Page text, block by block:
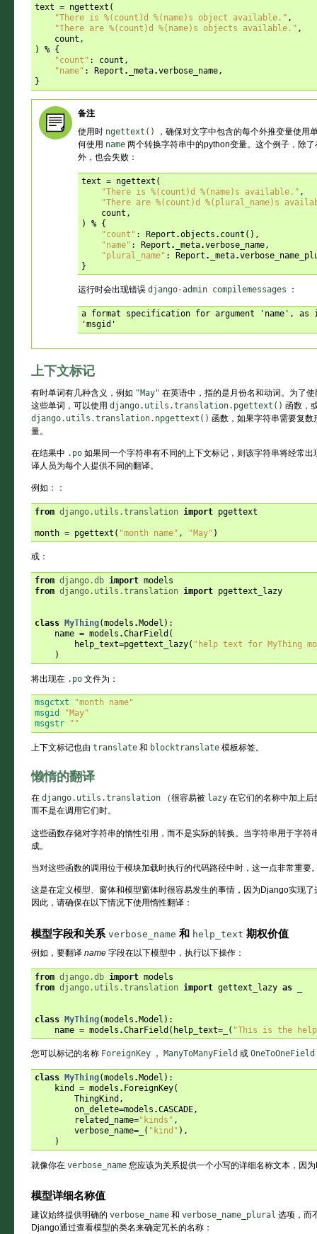
text = ngettext (
"There is %(count)d %(name)s object available." ,
"There are %(count)d %(name)s objects available." ,
count ,
)
% {
"count" : count ,
"name" : Report . _meta.verbose_name,
}
备注
使用时 ngettext()
，确保对文字中包含的每个外推变量使用
何使用 name 两个转换字符串中的python变量。这个例子，除
外，也会失败：
text = ngettext (
"There is %(count)d %(name)s available." ,
"There are %(count)d %(plural_name)s
count ,
)
% {
"count" : Report .objects . count (),
"name" : Report . _meta.verbose_name,
"plural_name" : Report . _meta.
}
运行时会出现错误 django-admin compilemessages ：
a format specification for argument 'name',
'msgid'
上下文标记
有时单词有几种含义，例如 "May" 在英语中，指的是月份名和动词。为了
这些单词，可以使用 django.utils.translation.pgettext() 函数，
django.utils.translation.npgettext() 函数，如果字符串需要复
量。
在结果中 .po 如果同一个字符串有不同的上下文标记，则该字符串将经常
译人员为每个人提供不同的翻译。
例如：：
from django.utils.translation import pgettext
month = pgettext ( "month name" , "May" )
或：
from django.db import models
from django.utils.translation import pgettext_lazy
class MyThing(models . Model ):
name = models .CharField (
help_text=pgettext_lazy( "help text for MyThing
)
将出现在 .po 文件为：
msgctxt
"month name"
msgid
"May"
msgstr
""
上下文标记也由 translate 和 blocktranslate 模板标签。
懒惰的翻译
在 django.utils.translation （很容易被 lazy 在它们的名称中加上
而不是在调用它们时。
这些函数存储对字符串的惰性引用，而不是实际的转换。当字符串用于字符
成。
当对这些函数的调用位于模块加载时执行的代码路径中时，这一点非常重要
这是在定义模型、窗体和模型窗体时很容易发生的事情，因为Django实现
因此，请确保在以下情况下使用惰性翻译：
模型字段和关系 verbose_name 和 help_text 期权价值
例如，要翻译 name 字段在以下模型中，执行以下操作：
from django.db import models
from django.utils.translation import gettext_lazy as
class MyThing(models .Model ):
name = models .CharField ( help_text=_ ( "This is the
您可以标记的名称 ForeignKey ， ManyToManyField 或 OneToOneField
class MyThing(models . Model ):
kind
= models . ForeignKey(
ThingKind ,
on_delete=models .CASCADE,
related_name="kinds" ,
verbose_name=_ ( "kind" ),
)
就像你在 verbose_name 您应该为关系提供一个小写的详细名称文本，因
模型详细名称值
建议始终提供明确的 verbose_name 和 verbose_name_plural 选项，而
Django通过查看模型的类名来确定冗长的名称：